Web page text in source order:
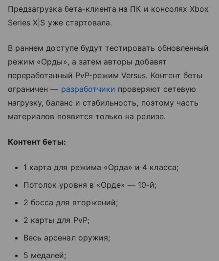
Предзагрузка бета-клиента на ПК и консолях Xbox
Series X|S уже стартовала.
В раннем доступе будут тестировать обновленный
режим «Орды», а затем авторы добавят
переработанный PvP-режим Versus. Контент беты
ограничен — разработчики проверяют сетевую
нагрузку, баланс и стабильность, поэтому часть
материалов появится только на релизе.
Контент беты:
1 карта для режима «Орда» и 4 класса;
Потолок уровня в «Орде» — 10-й;
2 босса для вторжений;
2 карты для PvP;
Весь арсенал оружия;
5 медалей;